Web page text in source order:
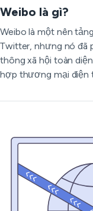
Weibo là gì?
Weibo là một nền
Twitter, nhưng nó đã
thông xã hội toàn
hợp thương mại điện